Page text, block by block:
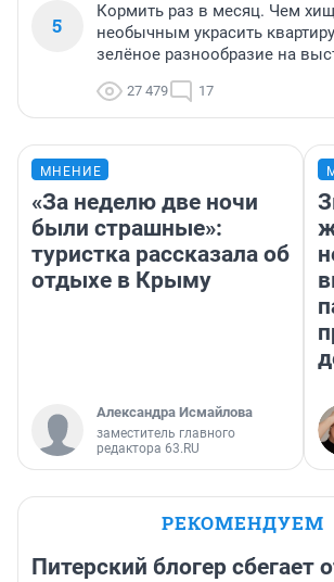
5
Кормить раз в месяц. Чем
необычным украсить
зелёное разнообразие на
27 479 17
МНЕНИЕ
«За неделю две ночи
были страшные»:
туристка рассказала об
отдыхе в Крыму
Александра Исмайлова
заместитель главного
редактора 63.RU
РЕКОМЕНДУЕМ
Питерский блогер сбегает